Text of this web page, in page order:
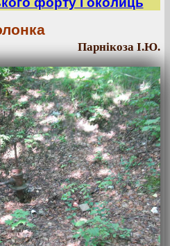
Парнікоза І.Ю.